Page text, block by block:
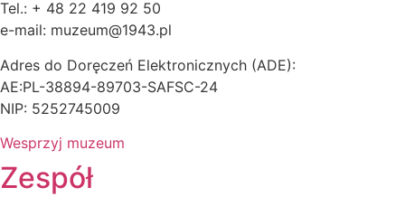
Tel.: + 48 22 419 92 50
e-mail: muzeum@1943.pl
Adres do Doręczeń Elektronicznych (ADE):
AE:PL-38894-89703-SAFSC-24
NIP: 5252745009
Wesprzyj muzeum
Zespół